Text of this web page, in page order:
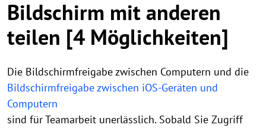
Bildschirm mit anderen
teilen [4 Möglichkeiten]
Die Bildschirmfreigabe zwischen Computern und die
Bildschirmfreigabe zwischen iOS-Geräten und
Computern
sind für Teamarbeit unerlässlich. Sobald Sie Zugriff